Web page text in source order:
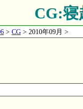
CG:寝
> CG> 2010年09月 >